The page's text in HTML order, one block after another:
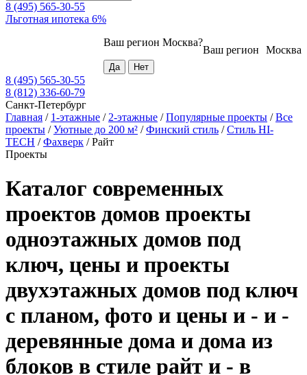
8 (495) 565-30-55
Льготная ипотека 6%
Москва
Ваш регион
Ваш регион Москва?
8 (495) 565-30-55
8 (812) 336-60-79
Санкт-Петербург
Главная / 1-этажные / 2-этажные /Популярные проекты /Все
проекты /Уютные до 200 м² /Финский стиль /Стиль HI-
TECH /Фахверк /Райт
Проекты
Каталог современных
проектов домов проекты
одноэтажных домов под
ключ, цены и проекты
двухэтажных домов под ключ
с планом, фото и цены и - и -
деревянные дома и дома из
блоков в стиле райт и - в